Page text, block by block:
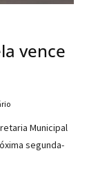
vence
Municipal
segunda-